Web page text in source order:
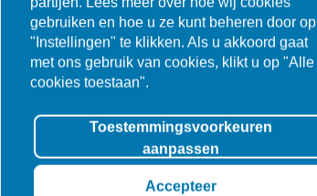
gebruiken en hoe u ze kunt beheren door op
"Instellingen" te klikken. Als u akkoord gaat
met ons gebruik van cookies, klikt u op "Alle
cookies toestaan".
Toestemmingsvoorkeuren
aanpassen
Accepteer